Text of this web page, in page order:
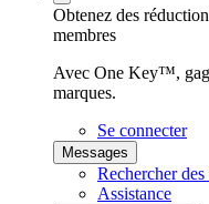
Obtenez des
membres
Avec One Key™,
marques.
Se connecter
Messages
Rechercher
Assistance